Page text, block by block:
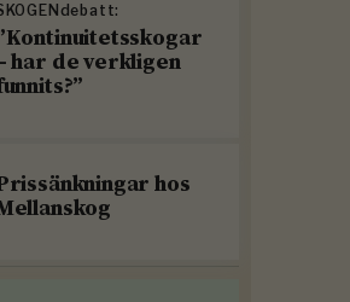
har de verkligen
hos